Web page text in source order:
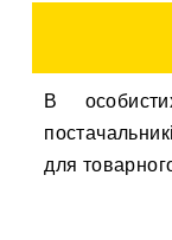
В
для